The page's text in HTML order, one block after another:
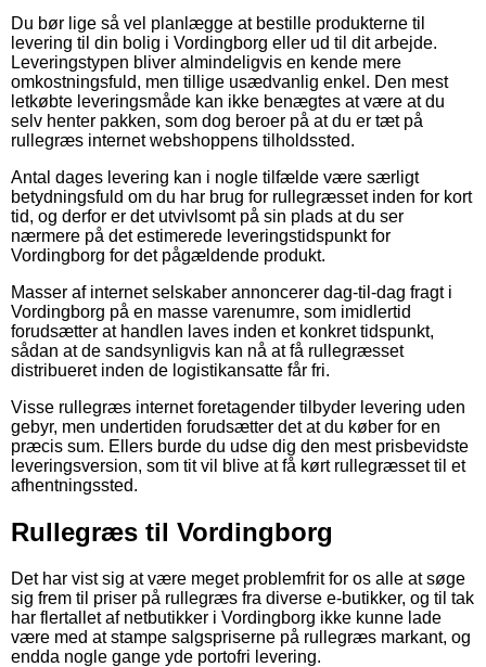
Du bør lige så vel planlægge at bestille produkterne til
levering til din bolig i Vordingborg eller ud til dit arbejde.
Leveringstypen bliver almindeligvis en kende mere
omkostningsfuld, men tillige usædvanlig enkel. Den mest
letkøbte leveringsmåde kan ikke benægtes at være at du
selv henter pakken, som dog beroer på at du er tæt på
rullegræs internet webshoppens tilholdssted.
Antal dages levering kan i nogle tilfælde være særligt
betydningsfuld om du har brug for rullegræsset inden for kort
tid, og derfor er det utvivlsomt på sin plads at du ser
nærmere på det estimerede leveringstidspunkt for
Vordingborg for det pågældende produkt.
Masser af internet selskaber annoncerer dag-til-dag fragt i
Vordingborg på en masse varenumre, som imidlertid
forudsætter at handlen laves inden et konkret tidspunkt,
sådan at de sandsynligvis kan nå at få rullegræsset
distribueret inden de logistikansatte får fri.
Visse rullegræs internet foretagender tilbyder levering uden
gebyr, men undertiden forudsætter det at du køber for en
præcis sum. Ellers burde du udse dig den mest prisbevidste
leveringsversion, som tit vil blive at få kørt rullegræsset til et
afhentningssted.
Rullegræs til Vordingborg
Det har vist sig at være meget problemfrit for os alle at søge
sig frem til priser på rullegræs fra diverse e-butikker, og til tak
har flertallet af netbutikker i Vordingborg ikke kunne lade
være med at stampe salgspriserne på rullegræs markant, og
endda nogle gange yde portofri levering.